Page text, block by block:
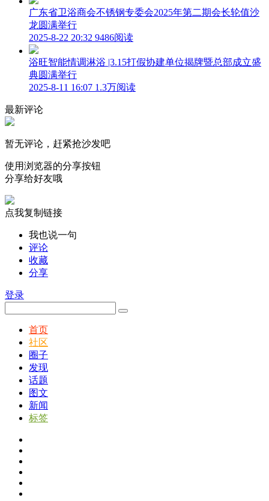
广东省卫浴商会不锈钢专委会2025年第二期会长轮值沙
龙圆满举行
2025-8-22 20:32 9486阅读
浴旺智能情调淋浴 |3.15打假协建单位揭牌暨总部成立盛
典圆满举行
2025-8-11 16:07 1.3万阅读
最新评论
暂无评论，赶紧抢沙发吧
使用浏览器的分享按钮
分享给好友哦
点我复制链接
我也说一句
评论
收藏
分享
登录
首页
社区
圈子
发现
话题
图文
新闻
标签